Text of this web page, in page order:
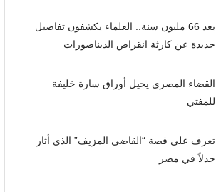
بعد 66 مليون سنة.. العلماء يكشفون تفاصيل
جديدة عن كارثة انقراض الديناصورات
القضاء المصري يحيل أوراق سارة خليفة
للمفتي
تعرف على قصة “القاضي المزيف” الذي أثار
جدلاً في مصر